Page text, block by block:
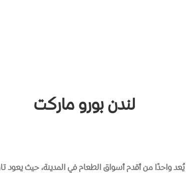
لندن بورو ماركت
يُعد واحدًا من أقدم أسواق الطعام في المدينة، حيث يعود